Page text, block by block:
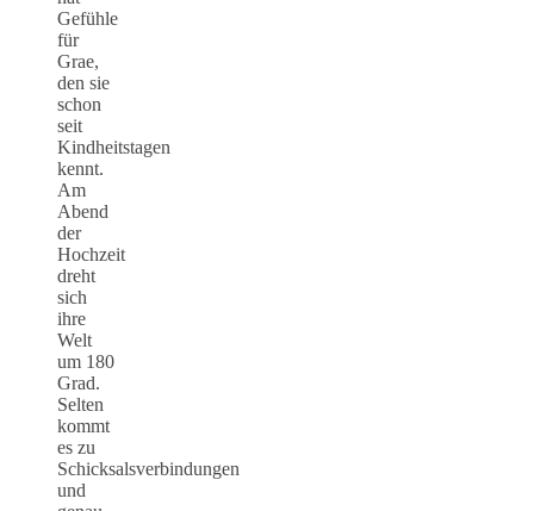
Gefühle
für
Grae,
den sie
schon
seit
Kindheitstagen
kennt.
Am
Abend
der
Hochzeit
dreht
sich
ihre
Welt
um 180
Grad.
Selten
kommt
es zu
Schicksalsverbindungen
und